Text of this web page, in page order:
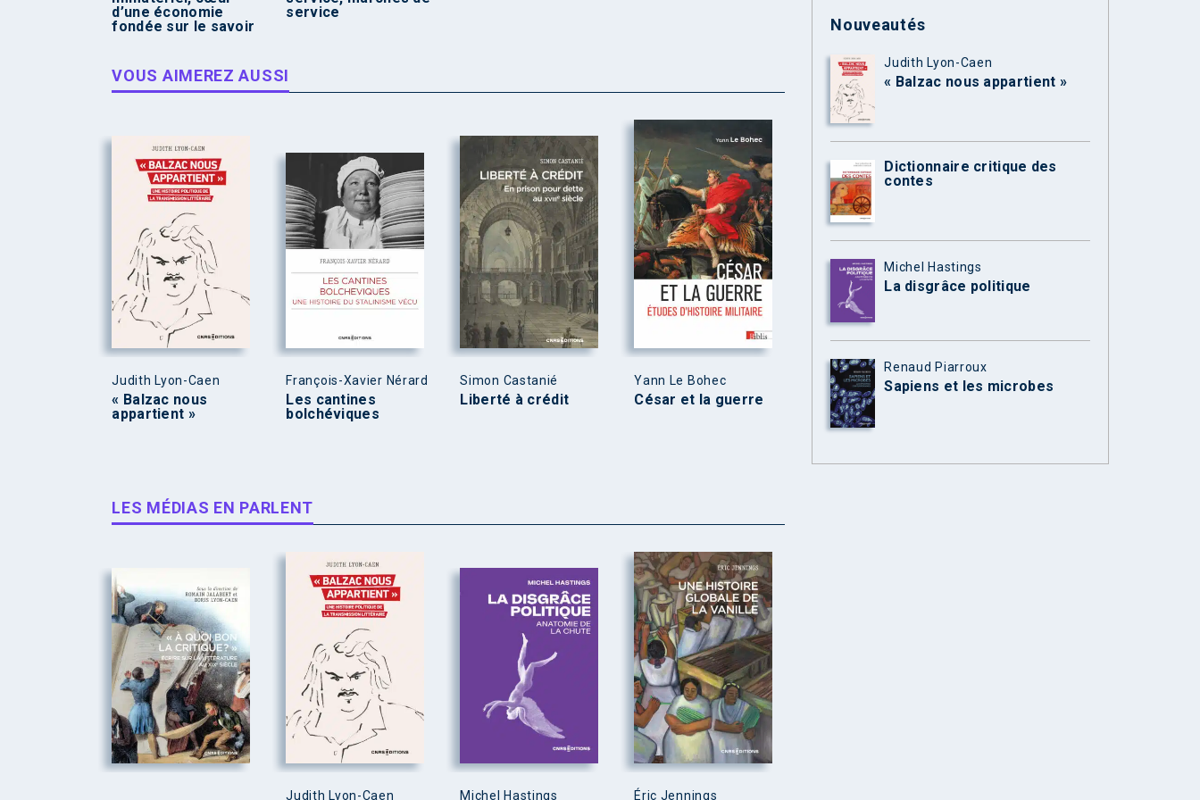
d’une économie
fondée sur le savoir
service
VOUS AIMEREZ AUSSI
Judith Lyon-Caen
« Balzac nous
appartient »
François-Xavier Nérard
Les cantines
bolchéviques
Simon Castanié
Liberté à crédit
Yann Le Bohec
César et la guerre
LES MÉDIAS EN PARLENT
Judith Lyon-Caen Michel Hastings Éric Jennings
Nouveautés
Judith Lyon-Caen
« Balzac nous appartient »
Dictionnaire critique des
contes
Michel Hastings
La disgrâce politique
Renaud Piarroux
Sapiens et les microbes